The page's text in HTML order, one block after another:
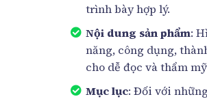
trình bày hợp lý.
Nội dung sản phẩm:
năng, công dụng,
cho dễ đọc và thẩm
Mục lục: Đối với